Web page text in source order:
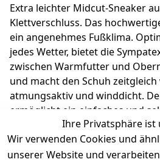
Extra leichter Midcut-Sneaker
Klettverschluss. Das
ein angenehmes Fußklima.
jedes Wetter, bietet die
zwischen Warmfutter und
und macht den Schuh
atmungsaktiv und winddicht.
ermöglicht ein einfaches und
Ausziehen.Die herausnehmbare
kinderleicht, die richtige
Richter Kinderschuhe - Kids
Ihre Privatsphäre ist
Wir verwenden Cookies und
unserer Website und